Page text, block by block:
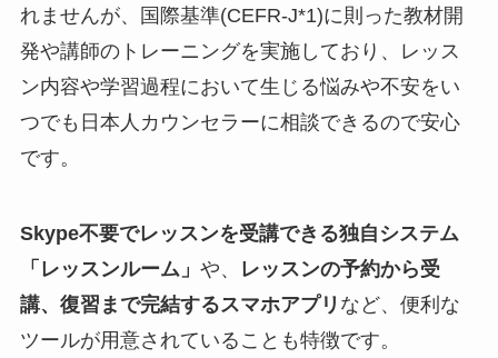
れませんが、
国際基準(CEFR-J*1)に則った教材開
発や講師のトレーニングを実施しており、レッス
ン内容や学習過程において生じる悩みや不安をい
つでも日本人カウンセラーに相談できるので安心
です。
Skype不要でレッスンを受講できる独自システム
「レッスンルーム」 や、
レッスンの予約から受
講、復習まで完結するスマホアプリ など、便利な
ツールが用意されていることも特徴です。